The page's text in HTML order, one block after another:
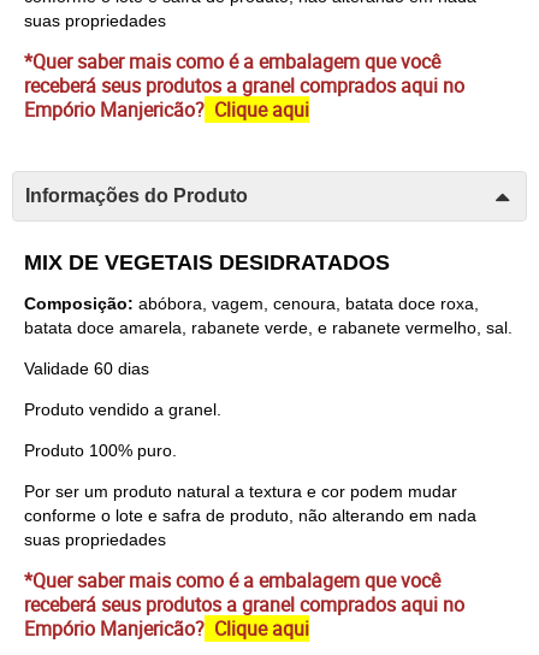
suas propriedades
*Quer saber mais como é a embalagem que você
receberá seus produtos a granel comprados aqui no
Empório Manjericão? Clique aqui
Informações do Produto
MIX DE VEGETAIS DESIDRATADOS
Composição: abóbora, vagem, cenoura, batata doce roxa,
batata doce amarela, rabanete verde, e rabanete vermelho, sal.
Validade 60 dias
Produto vendido a granel.
Produto 100% puro.
Por ser um produto natural a textura e cor podem mudar
conforme o lote e safra de produto, não alterando em nada
suas propriedades
*Quer saber mais como é a embalagem que você
receberá seus produtos a granel comprados aqui no
Empório Manjericão? Clique aqui